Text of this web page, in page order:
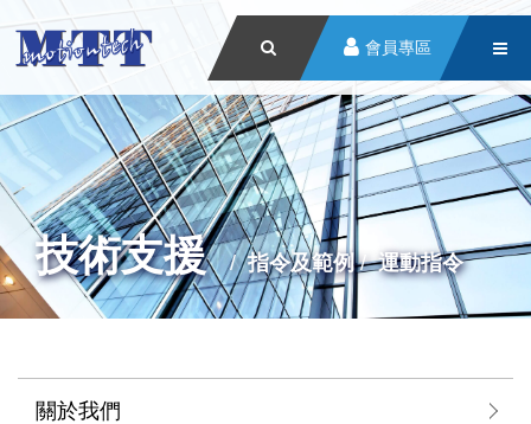
會員專區
技術支援 指令及範例 運動指令
關於我們